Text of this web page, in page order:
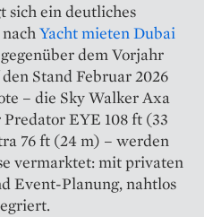
sich ein deutliches
Yacht mieten Dubai
dem Vorjahr
Stand Februar 2026
– die Sky Walker Axa
EYE 108 ft (33
76 ft (24 m) – werden
vermarktet: mit privaten
Event-Planung, nahtlos